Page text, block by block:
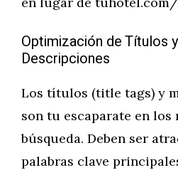
Optimización de Títulos
Descripciones
Los títulos (title tags) y
son tu escaparate en los
búsqueda. Deben ser
palabras clave